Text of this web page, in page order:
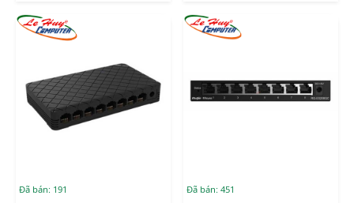
Đã bán: 191 Đã bán: 451